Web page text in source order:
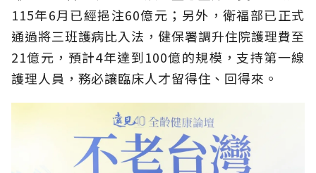
115年6月已經挹注60億元；另外，衛福部已正式
通過將三班護病比入法，健保署調升住院護理費至
21億元，預計4年達到100億的規模，支持第一線
護理人員，務必讓臨床人才留得住、回得來。